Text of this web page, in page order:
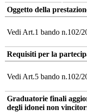
Oggetto della
Vedi Art.1 bando n.102/
Requisiti per la
Vedi Art.5 bando n.102/
Graduatorie finali
degli idonei non